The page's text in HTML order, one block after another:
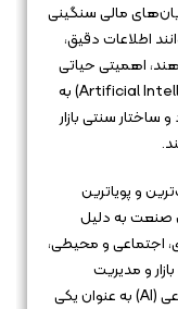
مالی سنگینی
اطلاعات دقیق،
اهمیتی حیاتی
دارد. اینجاست که هوش مصنوعی (Artificial Intelligence) به
سنتی بازار
و پویاترین
صنعت به دلیل
اجتماعی و محیطی،
و مدیریت
پروژه‌هاست. در سال‌های اخیر، هوش مصنوعی (AI) به عنوان یکی